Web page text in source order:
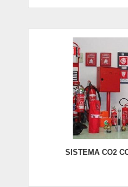
SISTEMA CO2